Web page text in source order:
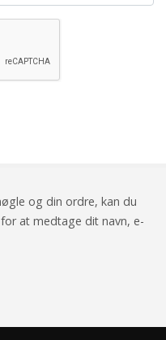
og din ordre, kan du
at medtage dit navn, e-